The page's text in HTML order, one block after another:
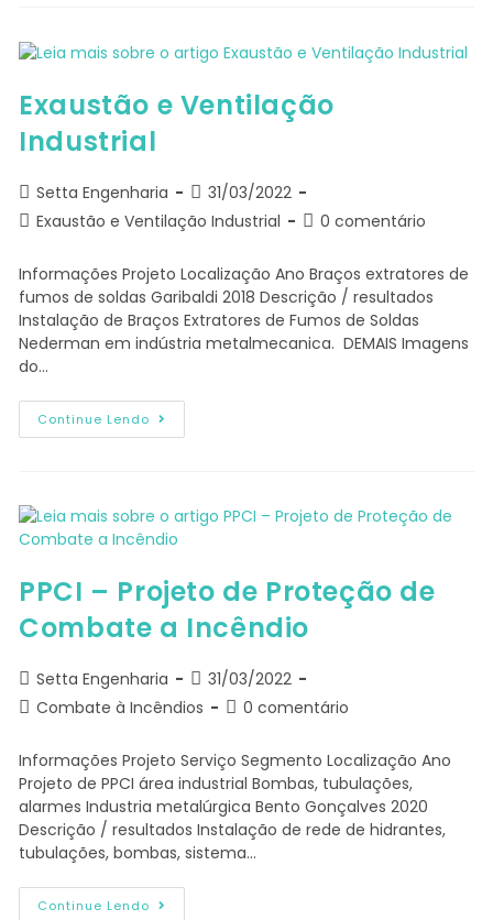
Exaustão e Ventilação
Industrial
Setta Engenharia
31/03/2022
Exaustão e Ventilação Industrial
0 comentário
Informações Projeto Localização Ano Braços extratores de
fumos de soldas Garibaldi 2018 Descrição / resultados
Instalação de Braços Extratores de Fumos de Soldas
Nederman em indústria metalmecanica. DEMAIS Imagens
do…
Continue Lendo
PPCI – Projeto de Proteção de
Combate a Incêndio
Setta Engenharia
31/03/2022
Combate à Incêndios
0 comentário
Informações Projeto Serviço Segmento Localização Ano
Projeto de PPCI área industrial Bombas, tubulações,
alarmes Industria metalúrgica Bento Gonçalves 2020
Descrição / resultados Instalação de rede de hidrantes,
tubulações, bombas, sistema…
Continue Lendo